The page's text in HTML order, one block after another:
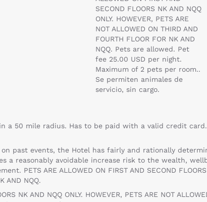
SECOND FLOORS NK AND NQQ
ONLY. HOWEVER, PETS ARE
NOT ALLOWED ON THIRD AND
FOURTH FLOOR FOR NK AND
NQQ. Pets are allowed. Pet
fee 25.00 USD per night.
Maximum of 2 pets per room..
Se permiten animales de
servicio, sin cargo.
a 50 mile radius. Has to be paid with a valid credit
past events, the Hotel has fairly and rationally
a reasonably avoidable increase risk to the wealth,
PETS ARE ALLOWED ON FIRST AND SECOND FLOORS
AND NQQ.
NK AND NQQ ONLY. HOWEVER, PETS ARE NOT